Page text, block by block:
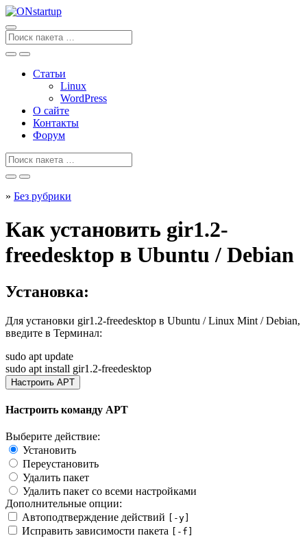
Перейти
к
содержанию
Поиск
для
Статьи
Linux
WordPress
О сайте
Контакты
Форум
Поиск
» Без рубрики
Как установить gir1.2-
freedesktop в Ubuntu / Debian
Установка:
Для установки gir1.2-freedesktop в Ubuntu / Linux Mint / Debian,
введите в Терминал:
sudo apt update
sudo apt install gir1.2-freedesktop
Настроить APT
Настроить команду APT
Выберите действие:
Установить
Переустановить
Удалить пакет
Удалить пакет со всеми настройками
Дополнительные опции:
Автоподтверждение действий
[-y]
Исправить зависимости пакета [-f]